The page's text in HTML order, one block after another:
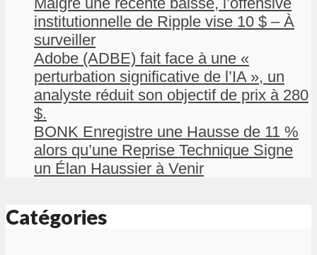
institutionnelle de Ripple vise 10 $ – À
surveiller
Adobe (ADBE) fait face à une «
perturbation significative de l’IA », un
analyste réduit son objectif de prix à 280
$.
BONK Enregistre une Hausse de 11 %
alors qu’une Reprise Technique Signe
un Élan Haussier à Venir
Catégories